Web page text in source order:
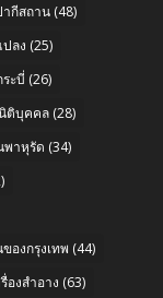
กีสถาน(48)
ลง (25)
ะบี่ (26)
ติบุคคล(28)
พาหุรัด (34)
องกรุงเทพ (44)
องสำอาง (63)